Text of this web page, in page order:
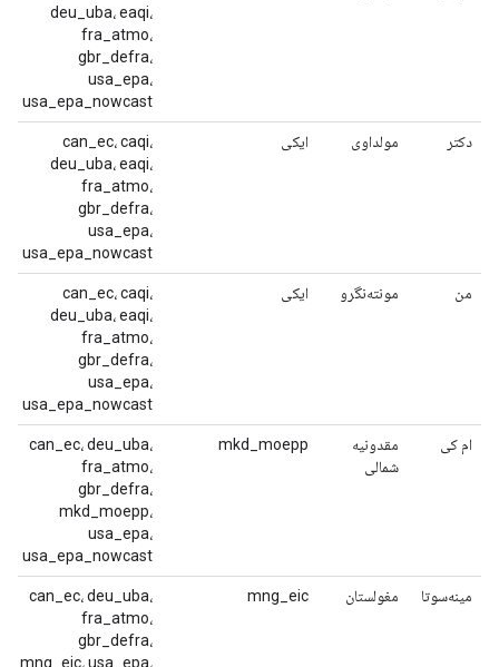
deu_uba، eaqi،
fra_atmo،
gbr_defra،
usa_epa،
usa_epa_nowcast
دکتر مولداوی ایکی
can_ec، caqi،
deu_uba، eaqi،
fra_atmo،
gbr_defra،
usa_epa،
usa_epa_nowcast
من مونته‌نگرو ایکی
can_ec، caqi،
deu_uba، eaqi،
fra_atmo،
gbr_defra،
usa_epa،
usa_epa_nowcast
ام کی
مقدونیه
شمالی
mkd_moepp
can_ec، deu_uba،
fra_atmo،
gbr_defra،
mkd_moepp،
usa_epa،
usa_epa_nowcast
مینه‌سوتا مغولستان mng_eic
can_ec، deu_uba،
fra_atmo،
gbr_defra،
mng_eic، usa_epa،